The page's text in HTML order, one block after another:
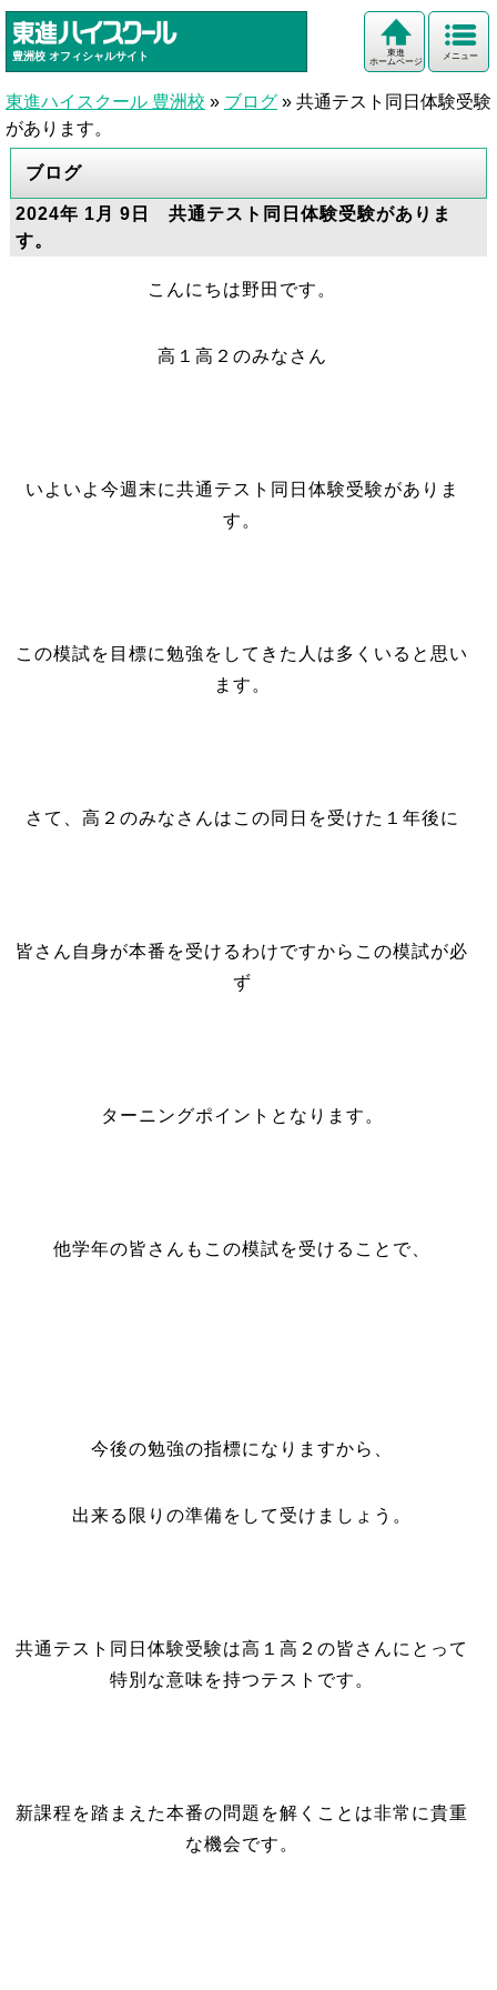
豊洲校 オフィシャルサイト メニュー
東進
ホームページ
東進ハイスクール 豊洲校 » ブログ » 共通テスト同日体験受験
があります。
ブログ
2024年 1月 9日 共通テスト同日体験受験がありま
す。
こんにちは野田です。
高１高２のみなさん
いよいよ今週末に共通テスト同日体験受験がありま
す。
この模試を目標に勉強をしてきた人は多くいると思い
ます。
さて、高２のみなさんはこの同日を受けた１年後に
皆さん自身が本番を受けるわけですからこの模試が必
ず
ターニングポイントとなります。
他学年の皆さんもこの模試を受けることで、
今後の勉強の指標になりますから、
出来る限りの準備をして受けましょう。
共通テスト同日体験受験は高１高２の皆さんにとって
特別な意味を持つテストです。
新課程を踏まえた本番の問題を解くことは非常に貴重
な機会です。